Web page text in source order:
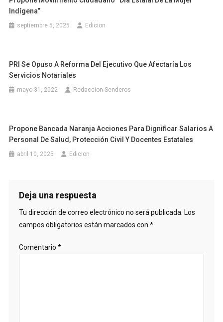
Indígena”
septiembre 5, 2025 Edicion
PRI Se Opuso A Reforma Del Ejecutivo Que Afectaría Los
Servicios Notariales
mayo 31, 2022 Redaccion Senderos
Propone Bancada Naranja Acciones Para Dignificar Salarios A
Personal De Salud, Protección Civil Y Docentes Estatales
abril 10, 2025 Edicion
Deja una respuesta
Tu dirección de correo electrónico no será publicada. Los
campos obligatorios están marcados con *
Comentario *